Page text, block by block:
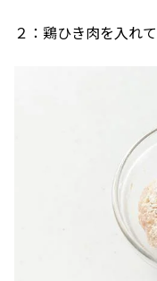
２：鶏ひき肉を入れ